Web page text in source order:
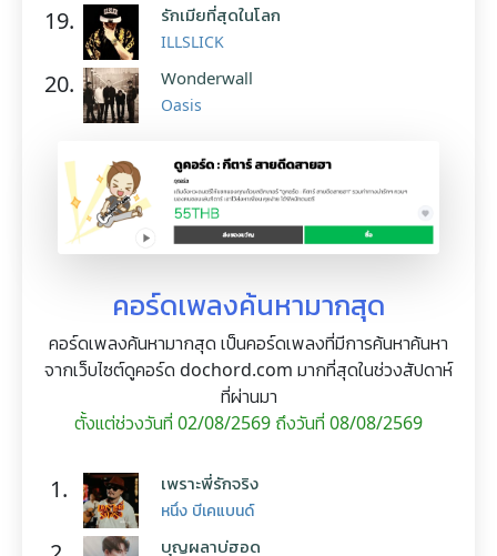
19. รักเมียที่สุดในโลก
ILLSLICK
20. Wonderwall
Oasis
คอร์ดเพลงค้นหามากสุด
คอร์ดเพลงค้นหามากสุด เป็นคอร์ดเพลงที่มีการค้นหาค้นหา
จากเว็บไซต์ดูคอร์ด dochord.com มากที่สุดในช่วงสัปดาห์
ที่ผ่านมา
ตั้งแต่ช่วงวันที่ 02/08/2569 ถึงวันที่ 08/08/2569
1. เพราะพี่รักจริง
หนึ่ง บีเคแบนด์
บุญผลาบ่ฮอด